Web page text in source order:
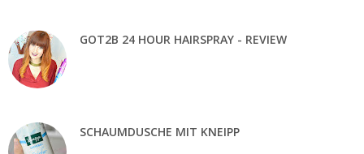
GOT2B 24 HOUR HAIRSPRAY - REVIEW
SCHAUMDUSCHE MIT KNEIPP